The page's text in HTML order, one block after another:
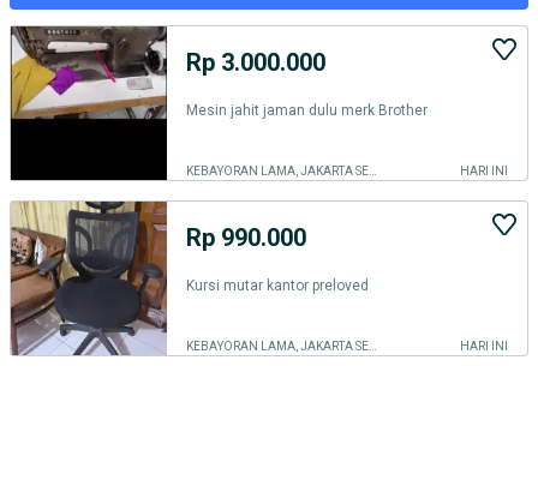
Rp 3.000.000
Mesin jahit jaman dulu merk Brother
HARI INI
Rp 990.000
Kursi mutar kantor preloved
HARI INI